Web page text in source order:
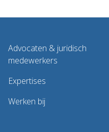
Advocaten & juridisch
medewerkers
Expertises
Werken bij